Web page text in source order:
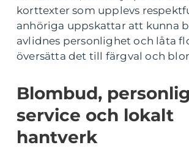
korttexter som upplevs
anhöriga uppskattar att kunna
avlidnes personlighet och låta
översätta det till färgval och
Blombud, personlig
service och lokalt
hantverk